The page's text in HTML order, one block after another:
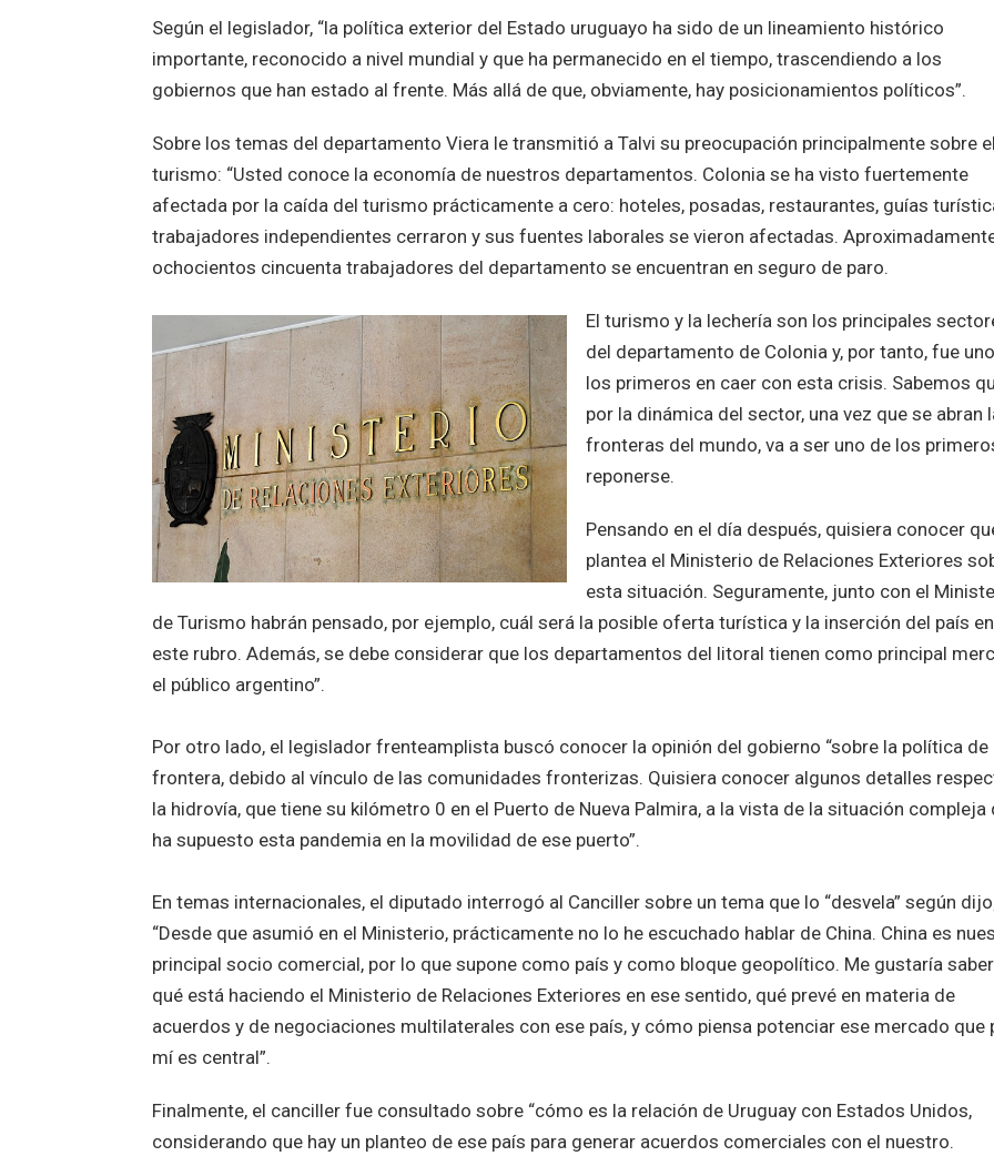
Según el legislador, “la política exterior del Estado uruguayo ha sido de un lineamiento histórico
importante, reconocido a nivel mundial y que ha permanecido en el tiempo, trascendiendo a los
gobiernos que han estado al frente. Más allá de que, obviamente, hay posicionamientos políticos”.
Sobre los temas del departamento Viera le transmitió a Talvi su preocupación principalmente sobre el
turismo: “Usted conoce la economía de nuestros departamentos. Colonia se ha visto fuertemente
afectada por la caída del turismo prácticamente a cero: hoteles, posadas, restaurantes, guías
trabajadores independientes cerraron y sus fuentes laborales se vieron afectadas.
ochocientos cincuenta trabajadores del departamento se encuentran en seguro de paro.
El turismo y la lechería son los principales
del departamento de Colonia y, por tanto, fue
los primeros en caer con esta crisis. Sabemos
por la dinámica del sector, una vez que se abran
fronteras del mundo, va a ser uno de los
reponerse.
Pensando en el día después, quisiera conocer
plantea el Ministerio de Relaciones Exteriores
esta situación. Seguramente, junto con el
de Turismo habrán pensado, por ejemplo, cuál será la posible oferta turística y la inserción del país en
este rubro. Además, se debe considerar que los departamentos del litoral tienen como principal
el público argentino”.
Por otro lado, el legislador frenteamplista buscó conocer la opinión del gobierno “sobre la política de
frontera, debido al vínculo de las comunidades fronterizas. Quisiera conocer algunos detalles
la hidrovía, que tiene su kilómetro 0 en el Puerto de Nueva Palmira, a la vista de la situación compleja
ha supuesto esta pandemia en la movilidad de ese puerto”.
En temas internacionales, el diputado interrogó al Canciller sobre un tema que lo “desvela” según
“Desde que asumió en el Ministerio, prácticamente no lo he escuchado hablar de China. China es
principal socio comercial, por lo que supone como país y como bloque geopolítico. Me gustaría saber
qué está haciendo el Ministerio de Relaciones Exteriores en ese sentido, qué prevé en materia de
acuerdos y de negociaciones multilaterales con ese país, y cómo piensa potenciar ese mercado que
mí es central”.
Finalmente, el canciller fue consultado sobre “cómo es la relación de Uruguay con Estados Unidos,
considerando que hay un planteo de ese país para generar acuerdos comerciales con el nuestro.